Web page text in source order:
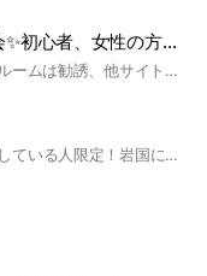
福岡ゴルフ✨えんjoy ゴルフ会✨初心者、女性の方、ゴルフ行きませんか
✨参加条件、マナー✨ このトークルームは勧誘、他サイトに誘導など悪質な参加者を排除するために管理人の承認を得て参加していただく形をとっております。 入室時に管理人からの質問に答えてください。 質問にお答えのない方は入室をお断りします。 参加される方はノートに自己紹介を記入お願いします。記入項目は他の方の自己紹介を参考にしてください😉プロフィール画像も設定お願いします。 コメントは相手を思いやる気持ちを忘れずにお願いします🙏 乱暴な言葉使いをされる方、広告、勧誘等はこのチャットのポリシーに反しますので強制退会の処置をとらせて頂きますのでご了承下さい。 ✨こんな方にお薦めです✨ 現在の仕事仲間、コミュニティ以外でゴルフ友達の輪を広げたい方。初心者🔰ゴルフ女子👸 北九州、福岡、熊本在住の方。エンジョイ志向。単身赴任🚅 ゴルフ友達募集。 🔴お薦めできない方🔴 自分本意。自己中心的。ドタキャンの多い人。 【福岡良質ゴルフオプチャ】 皆様のゴルフライフがより楽しくなるお手伝いをします👍✨ #福岡ゴルフ #ゴルフ初心者 #エンジョイゴルフ #福岡ゴルフ女子
岩国に住んでいる人、岩国に勤務している人限定！岩国に地元の話題を語りましょう。また、岩国に関する新情報をお持ちの方やここだけの話などどんどん話題を提供お願いします。※※誹謗中傷などは受け付けておりません。※※宗教ネタ、国籍差別、特定の人物への攻撃コメも受け付けておりません。※※セールス、勧誘なども受け付けておりません。※※ノンアダルトでお願いします。 常識のある方の参加お待ちしております。